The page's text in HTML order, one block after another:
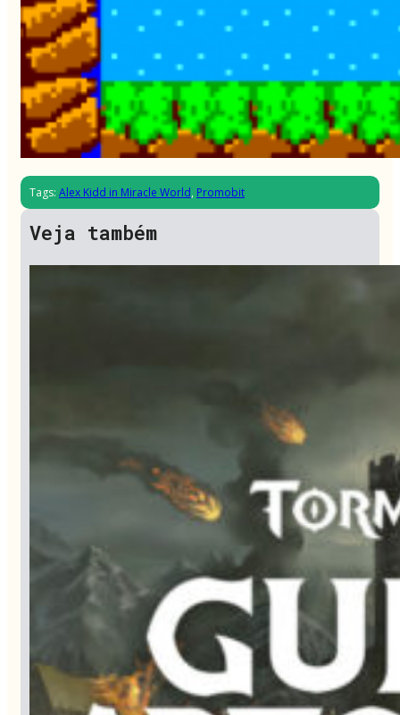
Tags: Alex Kidd in Miracle World, Promobit
Veja também